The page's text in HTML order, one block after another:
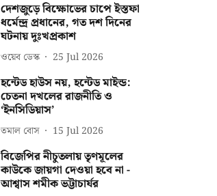
দেশজুড়ে বিক্ষোভের চাপে ইস্তফা
ধর্মেন্দ্র প্রধানের, গত দশ দিনের
ঘটনায় দুঃখপ্রকাশ
ওয়েব ডেস্ক 25 Jul 2026
হন্টেড হাউস নয়, হন্টেড মাইন্ড:
চেতনা দখলের রাজনীতি ও
‘ইনসিডিয়াস’
তমাল বোস 15 Jul 2026
বিজেপির নীচুতলায় তৃণমূলের
কাউকে জায়গা দেওয়া হবে না -
আশ্বাস শমীক ভট্টাচার্যর